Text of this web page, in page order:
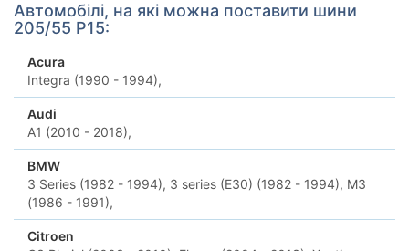
Автомобілі, на які можна поставити шини
205/55 Р15:
Acura
Integra (1990 - 1994),
Audi
A1 (2010 - 2018),
BMW
3 Series (1982 - 1994), 3 series (E30) (1982 - 1994), M3
(1986 - 1991),
Citroen